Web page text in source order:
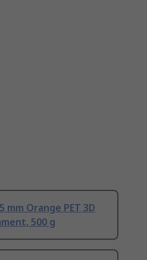
mm Orange PET 3D
500 g